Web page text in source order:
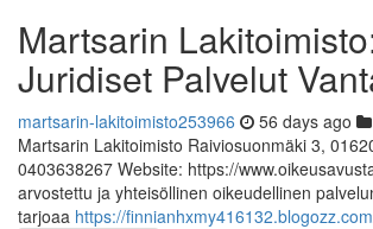
Martsarin
Juridiset Palvelut
martsarin-lakitoimisto253966 56 days ago
Martsarin Lakitoimisto Raiviosuonmäki 3,
0403638267 Website: https://
arvostettu ja yhteisöllinen oikeudellinen
tarjoaa https://